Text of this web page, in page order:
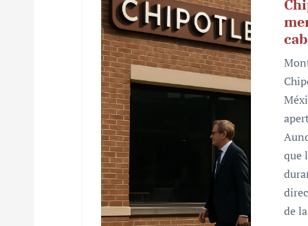
que
de